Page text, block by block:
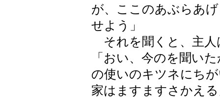
が、ここのあぶらあ
せよう」
それを聞くと、主人
「おい、今のを聞い
の使いのキツネにち
家はますますさかえ